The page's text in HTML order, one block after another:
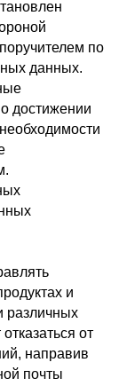
по
данных.
достижении
и
различных
от
направив
почты